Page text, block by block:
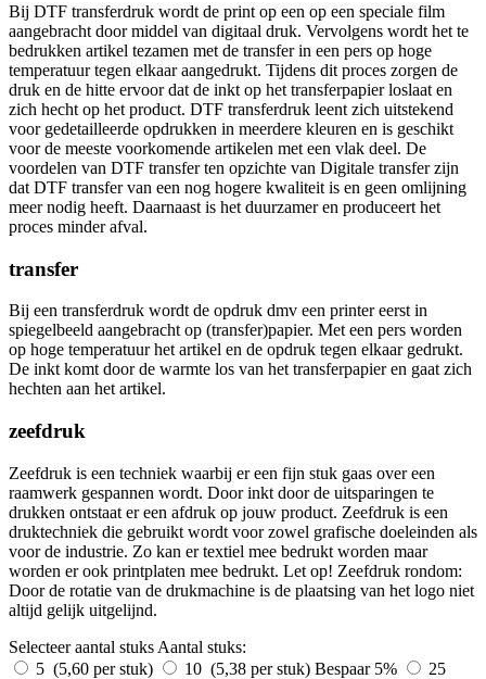
Bij DTF transferdruk wordt de print op een op een speciale film
aangebracht door middel van digitaal druk. Vervolgens wordt het te
bedrukken artikel tezamen met de transfer in een pers op hoge
temperatuur tegen elkaar aangedrukt. Tijdens dit proces zorgen de
druk en de hitte ervoor dat de inkt op het transferpapier loslaat en
zich hecht op het product. DTF transferdruk leent zich uitstekend
voor gedetailleerde opdrukken in meerdere kleuren en is geschikt
voor de meeste voorkomende artikelen met een vlak deel. De
voordelen van DTF transfer ten opzichte van Digitale transfer zijn
dat DTF transfer van een nog hogere kwaliteit is en geen omlijning
meer nodig heeft. Daarnaast is het duurzamer en produceert het
proces minder afval.
transfer
Bij een transferdruk wordt de opdruk dmv een printer eerst in
spiegelbeeld aangebracht op (transfer)papier. Met een pers worden
op hoge temperatuur het artikel en de opdruk tegen elkaar gedrukt.
De inkt komt door de warmte los van het transferpapier en gaat zich
hechten aan het artikel.
zeefdruk
Zeefdruk is een techniek waarbij er een fijn stuk gaas over een
raamwerk gespannen wordt. Door inkt door de uitsparingen te
drukken ontstaat er een afdruk op jouw product. Zeefdruk is een
druktechniek die gebruikt wordt voor zowel grafische doeleinden als
voor de industrie. Zo kan er textiel mee bedrukt worden maar
worden er ook printplaten mee bedrukt. Let op! Zeefdruk rondom:
Door de rotatie van de drukmachine is de plaatsing van het logo niet
altijd gelijk uitgelijnd.
Selecteer aantal stuks Aantal stuks:
5 (5,60 per stuk)
10 (5,38 per stuk) Bespaar 5%
25